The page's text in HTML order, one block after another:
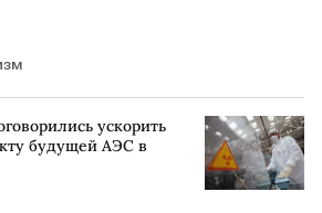
ускорить
будущей АЭС в